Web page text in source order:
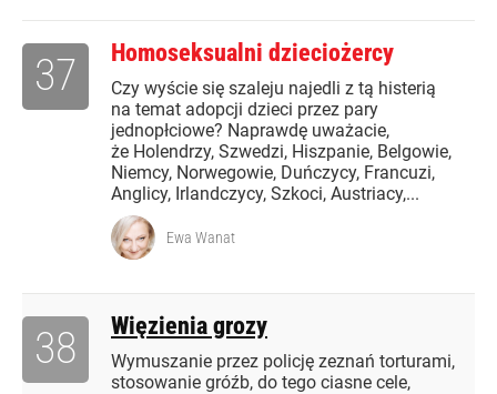
Homoseksualni dzieciożercy
Czy wyście się szaleju najedli z tą histerią
na temat adopcji dzieci przez pary
jednopłciowe? Naprawdę uważacie,
że Holendrzy, Szwedzi, Hiszpanie, Belgowie,
Niemcy, Norwegowie, Duńczycy, Francuzi,
Anglicy, Irlandczycy, Szkoci, Austriacy,...
37
Ewa Wanat
Więzienia grozy
Wymuszanie przez policję zeznań torturami,
stosowanie gróźb, do tego ciasne cele,
38